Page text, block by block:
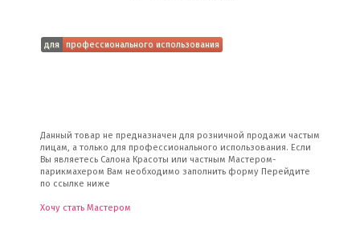
для профессионального использования
Данный товар не предназначен для розничной продажи частым
лицам, а только для профессионального использования. Если
Вы являетесь Салона Красоты или частным Мастером-
парикмахером Вам необходимо заполнить форму Перейдите
по ссылке ниже
Хочу стать Мастером